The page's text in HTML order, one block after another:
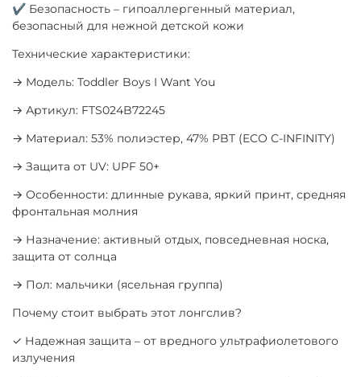
✔ Безопасность – гипоаллергенный материал,
безопасный для нежной детской кожи
Технические характеристики:
→ Модель: Toddler Boys I Want You
→ Артикул: FTS024B72245
→ Материал: 53% полиэстер, 47% PBT (ECO C-INFINITY)
→ Защита от UV: UPF 50+
→ Особенности: длинные рукава, яркий принт, средняя
фронтальная молния
→ Назначение: активный отдых, повседневная носка,
защита от солнца
→ Пол: мальчики (ясельная группа)
Почему стоит выбрать этот лонгслив?
✓ Надежная защита – от вредного ультрафиолетового
излучения